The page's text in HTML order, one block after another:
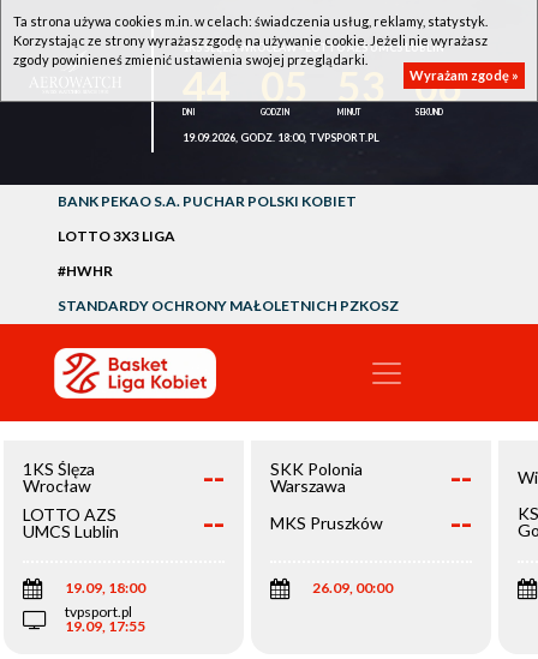
1KS ŚLĘZA WROCŁAW - LOTTO AZS UMCS LUBLIN
06
19.09.2026, GODZ. 18:00, TVPSPORT.PL
BANK PEKAO S.A. PUCHAR POLSKI KOBIET
LOTTO 3X3 LIGA
#HWHR
STANDARDY OCHRONY MAŁOLETNICH PZKOSZ
1KS Ślęza
Wrocław
--
LOTTO AZS
UMCS Lublin
--
19.09, 18:00
tvpsport.pl
19.09, 17:55
SKK Polonia
Warszawa
--
MKS Pruszków --
26.09, 00:00
Ta strona używa cookies m.in. w celach: świadczenia usług, reklamy, statystyk.
Korzystając ze strony wyrażasz zgodę na używanie cookie. Jeżeli nie wyrażasz
zgody powinieneś zmienić ustawienia swojej przeglądarki.
Wyrażam zgodę »